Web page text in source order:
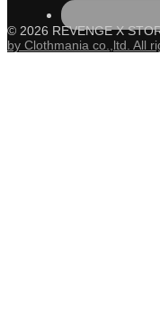
© 2026 REVENGE X
by Clothmania co.,ltd. All